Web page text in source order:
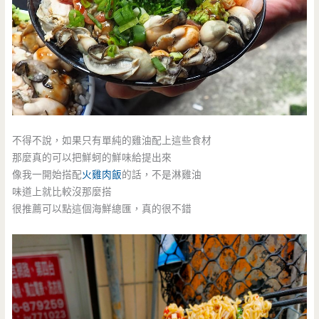
不得不說，如果只有單純的雞油配上這些食材
那麼真的可以把鮮蚵的鮮味給提出來
像我一開始搭配火雞肉飯的話，不是淋雞油
味道上就比較沒那麼搭
很推薦可以點這個海鮮總匯，真的很不錯